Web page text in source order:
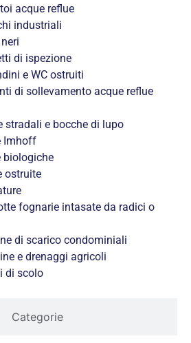
Categorie
acque reflue
industriali
di ispezione
e WC ostruiti
di sollevamento acque reflue
stradali e bocche di lupo
Imhoff
biologiche
ostruite
fognarie intasate da radici o
di scarico condominiali
e drenaggi agricoli
di scolo